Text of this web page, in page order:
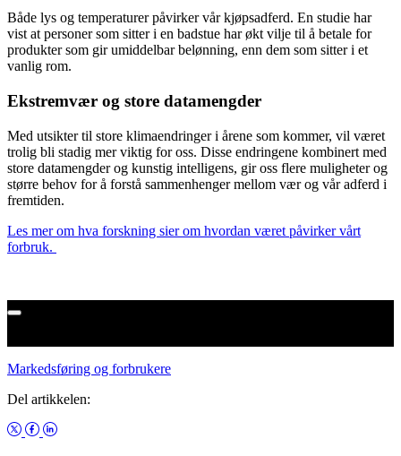
Både lys og temperaturer påvirker vår kjøpsadferd. En studie har
vist at personer som sitter i en badstue har økt vilje til å betale for
produkter som gir umiddelbar belønning, enn dem som sitter i et
vanlig rom.
Ekstremvær og store datamengder
Med utsikter til store klimaendringer i årene som kommer, vil været
trolig bli stadig mer viktig for oss. Disse endringene kombinert med
store datamengder og kunstig intelligens, gir oss flere muligheter og
større behov for å forstå sammenhenger mellom vær og vår adferd i
fremtiden.
Les mer om hva forskning sier om hvordan været påvirker vårt
forbruk.
Markedsføring og forbrukere
Del artikkelen: